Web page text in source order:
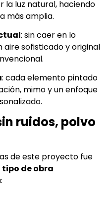
la luz natural, haciendo
más amplia.
: sin caer en lo
sofisticado y original
: cada elemento pintado
mimo y un enfoque
ruidos, polvo
de este proyecto fue
de obra